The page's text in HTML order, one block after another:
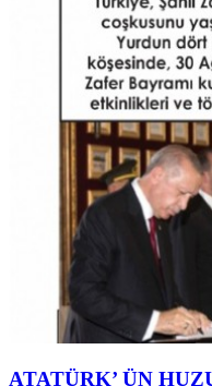
ATATÜRK’ ÜN